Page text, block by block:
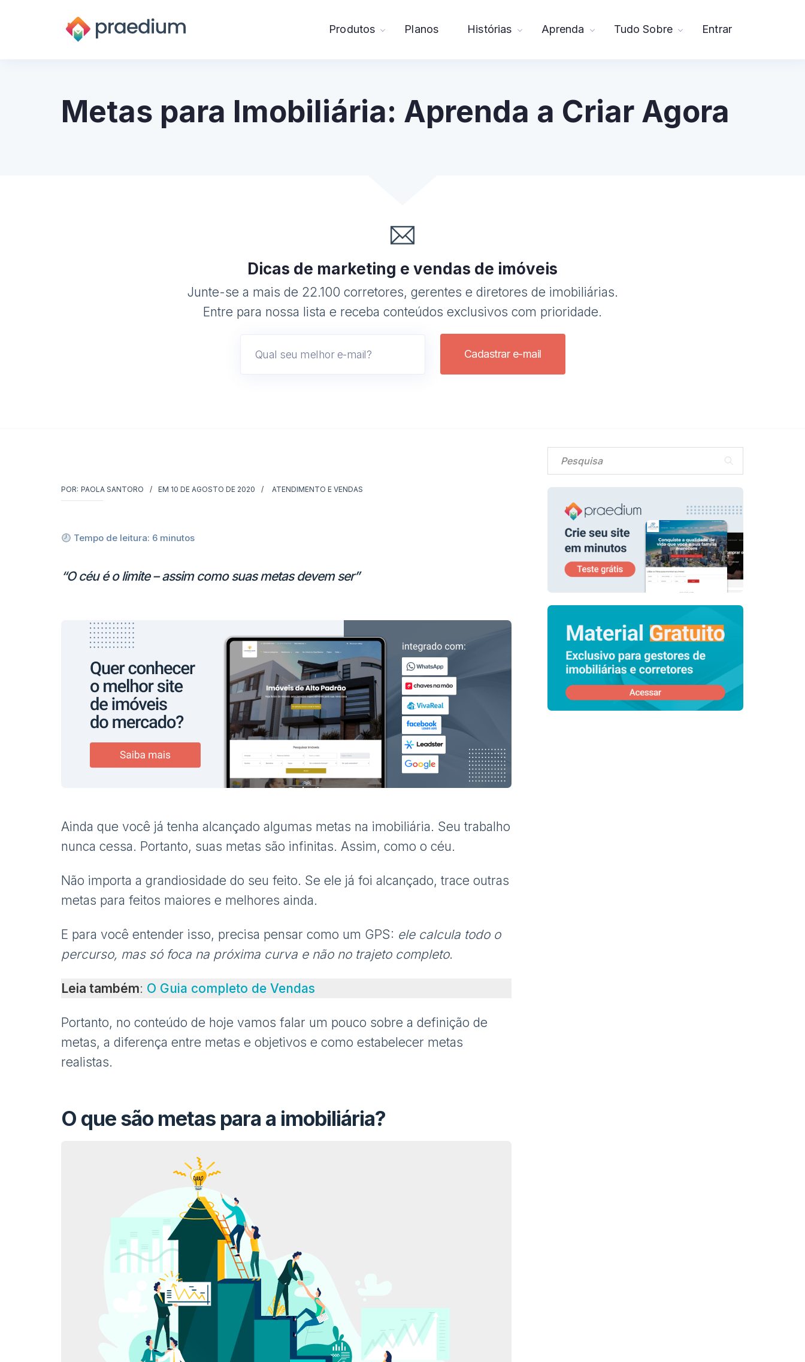
Produtos Planos Histórias Aprenda Tudo Sobre Entrar
Metas para Imobiliária: Aprenda a Criar Agora
Dicas de marketing e vendas de imóveis
Junte-se a mais de 22.100 corretores, gerentes e diretores de imobiliárias.
Entre para nossa lista e receba conteúdos exclusivos com prioridade.
Cadastrar e-mail
POR: PAOLA SANTORO EM 10 DE AGOSTO DE 2020 ATENDIMENTO E VENDAS
Tempo de leitura: 6 minutos
“O céu é o limite – assim como suas metas devem ser”
Ainda que você já tenha alcançado algumas metas na imobiliária. Seu trabalho
nunca cessa. Portanto, suas metas são infinitas. Assim, como o céu.
Não importa a grandiosidade do seu feito. Se ele já foi alcançado, trace outras
metas para feitos maiores e melhores ainda.
E para você entender isso, precisa pensar como um GPS: ele calcula todo o
percurso, mas só foca na próxima curva e não no trajeto completo.
Leia também: O Guia completo de Vendas
Portanto, no conteúdo de hoje vamos falar um pouco sobre a definição de
metas, a diferença entre metas e objetivos e como estabelecer metas
realistas.
O que são metas para a imobiliária?